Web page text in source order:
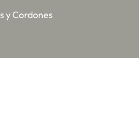
y Cordones